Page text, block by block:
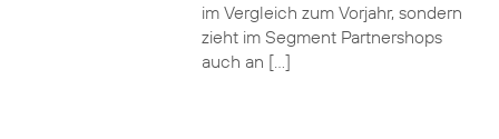
im Vergleich zum Vorjahr, sondern
zieht im Segment Partnershops
auch an […]